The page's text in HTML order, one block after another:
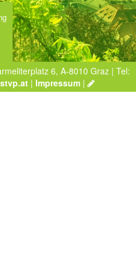
6, A-8010 Graz | Tel:
| Impressum |